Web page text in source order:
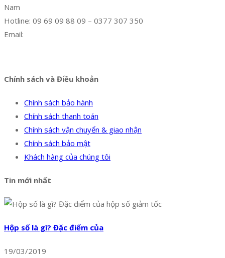
Nam
Hotline: 09 69 09 88 09 – 0377 307 350
Email:
Chính sách và Điều khoản
Chính sách bảo hành
Chính sách thanh toán
Chính sách vận chuyển & giao nhận
Chính sách bảo mật
Khách hàng của chúng tôi
Tin mới nhất
Hộp số là gì? Đặc điểm của
19/03/2019